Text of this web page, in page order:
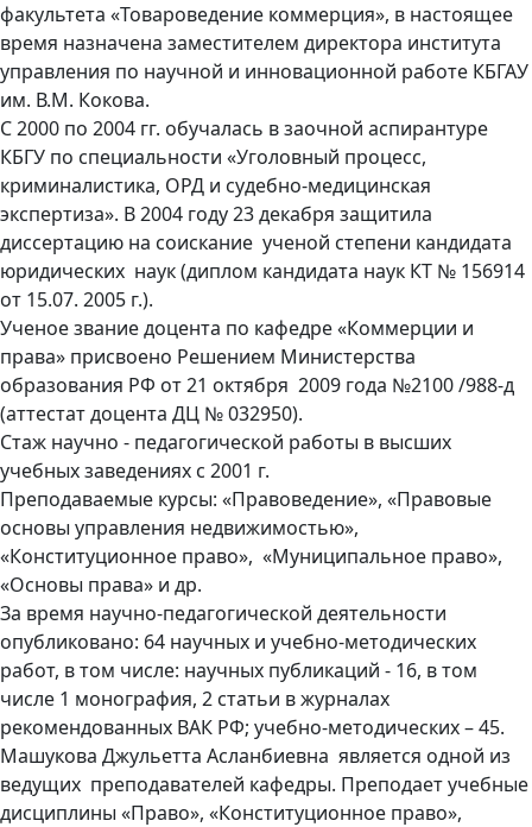
факультета «Товароведение коммерция», в настоящее
время назначена заместителем директора института
управления по научной и инновационной работе КБГАУ
им. В.М. Кокова.
С 2000 по 2004 гг. обучалась в заочной аспирантуре
КБГУ по специальности «Уголовный процесс,
криминалистика, ОРД и судебно-медицинская
экспертиза». В 2004 году 23 декабря защитила
диссертацию на соискание ученой степени кандидата
юридических наук (диплом кандидата наук КТ № 156914
от 15.07. 2005 г.).
Ученое звание доцента по кафедре «Коммерции и
права» присвоено Решением Министерства
образования РФ от 21 октября 2009 года №2100 /988-д
(аттестат доцента ДЦ № 032950).
Стаж научно - педагогической работы в высших
учебных заведениях с 2001 г.
Преподаваемые курсы: «Правоведение», «Правовые
основы управления недвижимостью»,
«Конституционное право», «Муниципальное право»,
«Основы права» и др.
За время научно-педагогической деятельности
опубликовано: 64 научных и учебно-методических
работ, в том числе: научных публикаций - 16, в том
числе 1 монография, 2 статьи в журналах
рекомендованных ВАК РФ; учебно-методических – 45.
Машукова Джульетта Асланбиевна является одной из
ведущих преподавателей кафедры. Преподает учебные
дисциплины «Право», «Конституционное право»,